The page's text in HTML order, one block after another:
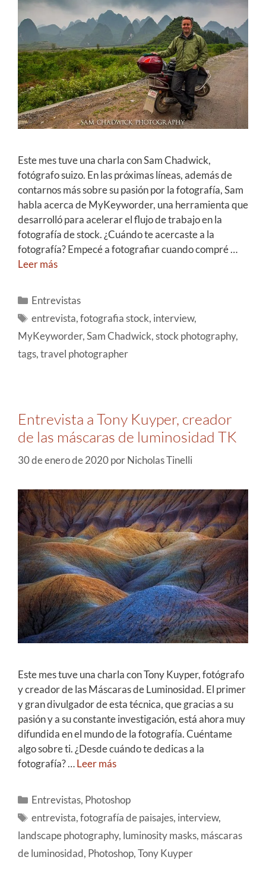
Este mes tuve una charla con Sam Chadwick,
fotógrafo suizo. En las próximas líneas, además de
contarnos más sobre su pasión por la fotografía, Sam
habla acerca de MyKeyworder, una herramienta que
desarrolló para acelerar el flujo de trabajo en la
fotografía de stock. ¿Cuándo te acercaste a la
fotografía? Empecé a fotografiar cuando compré …
Leer más
Entrevistas
entrevista,fotografia stock, interview,
MyKeyworder,Sam Chadwick,stock photography,
tags,travel photographer
Entrevista a Tony Kuyper, creador
de las máscaras de luminosidad TK
30 de enero de 2020porNicholas Tinelli
Este mes tuve una charla con Tony Kuyper, fotógrafo
y creador de las Máscaras de Luminosidad. El primer
y gran divulgador de esta técnica, que gracias a su
pasión y a su constante investigación, está ahora muy
difundida en el mundo de la fotografía. Cuéntame
algo sobre ti. ¿Desde cuándo te dedicas a la
fotografía? …Leer más
Entrevistas, Photoshop
entrevista,fotografía de paisajes, interview,
landscape photography, luminosity masks, máscaras
de luminosidad, Photoshop,Tony Kuyper